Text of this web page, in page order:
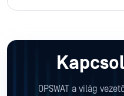
OPSWAT a világ